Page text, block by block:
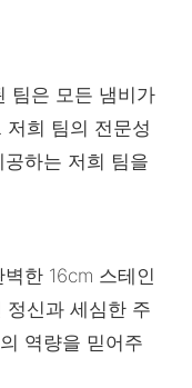
팀은 모든 냄비가
희 팀의 전문성
하는 저희 팀을
한 16cm 스테인
신과 세심한 주
역량을 믿어주